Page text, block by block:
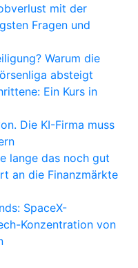
mit der
Fragen und
Warum die
absteigt
Ein Kurs in
Die KI-Firma muss
lange das noch gut
an die Finanzmärkte
SpaceX-
Konzentration von